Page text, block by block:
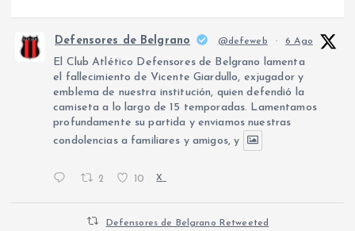
Defensores de Belgrano @defeweb · 6 Ago
El Club Atlético Defensores de Belgrano lamenta
el fallecimiento de Vicente Giardullo, exjugador y
emblema de nuestra institución, quien defendió la
camiseta a lo largo de 15 temporadas. Lamentamos
profundamente su partida y enviamos nuestras
condolencias a familiares y amigos, y
2 10 X
Defensores de Belgrano Retweeted